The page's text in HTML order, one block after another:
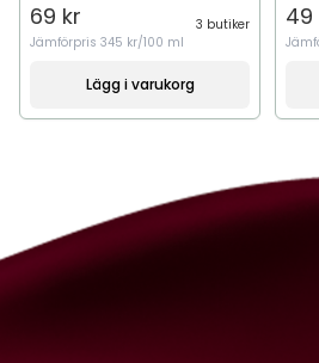
69 kr
3 butiker
Jämförpris 345 kr/100 ml
Lägg i varukorg
49